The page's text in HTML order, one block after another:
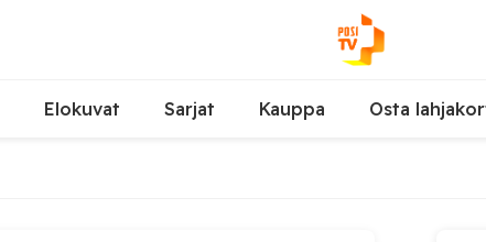
Elokuvat Sarjat Kauppa Osta